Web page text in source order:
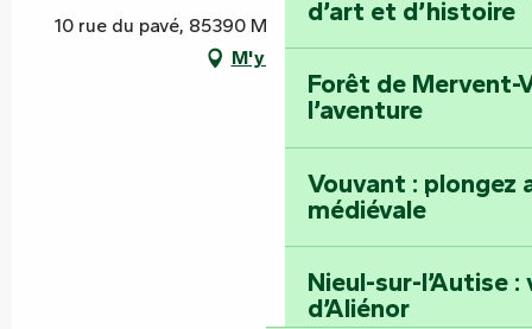
d’art et d’histoire
Forêt de Mervent-
l’aventure
Vouvant : plongez
médiévale
Nieul-sur-l’Autise
d’Aliénor
10 rue du pavé, 85390 Mouilleron-Saint-Germain
M'y rendre